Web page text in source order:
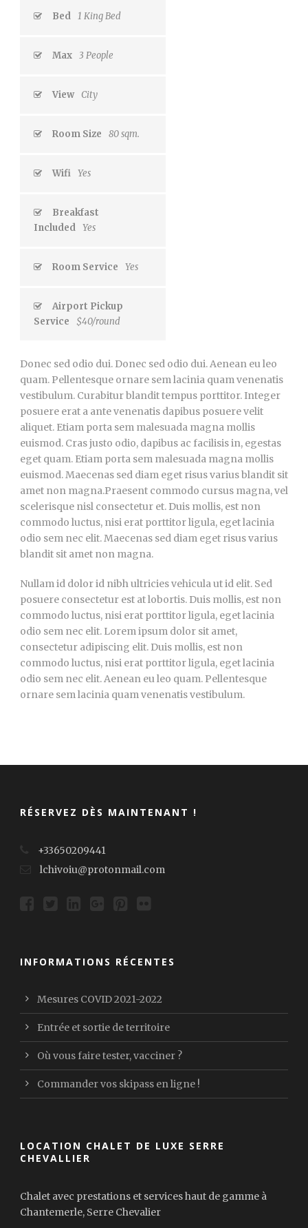
Bed 1 King Bed
Max 3 People
View City
Room Size 80 sqm.
Wifi Yes
Breakfast
Included Yes
Room Service Yes
Airport Pickup
Service
$40/round
Donec sed odio dui. Donec sed odio dui. Aenean eu leo
quam. Pellentesque ornare sem lacinia quam venenatis
vestibulum. Curabitur blandit tempus porttitor. Integer
posuere erat a ante venenatis dapibus posuere velit
aliquet. Etiam porta sem malesuada magna mollis
euismod. Cras justo odio, dapibus ac facilisis in, egestas
eget quam. Etiam porta sem malesuada magna mollis
euismod. Maecenas sed diam eget risus varius blandit sit
amet non magna.Praesent commodo cursus magna, vel
scelerisque nisl consectetur et. Duis mollis, est non
commodo luctus, nisi erat porttitor ligula, eget lacinia
odio sem nec elit. Maecenas sed diam eget risus varius
blandit sit amet non magna.
Nullam id dolor id nibh ultricies vehicula ut id elit. Sed
posuere consectetur est at lobortis. Duis mollis, est non
commodo luctus, nisi erat porttitor ligula, eget lacinia
odio sem nec elit. Lorem ipsum dolor sit amet,
consectetur adipiscing elit. Duis mollis, est non
commodo luctus, nisi erat porttitor ligula, eget lacinia
odio sem nec elit. Aenean eu leo quam. Pellentesque
ornare sem lacinia quam venenatis vestibulum.
RÉSERVEZ DÈS MAINTENANT !
+33650209441
lchivoiu@protonmail.com
INFORMATIONS RÉCENTES
Mesures COVID 2021-2022
Entrée et sortie de territoire
Où vous faire tester, vacciner ?
Commander vos skipass en ligne !
LOCATION CHALET DE LUXE SERRE
CHEVALLIER
Chalet avec prestations et services haut de gamme à
Chantemerle, Serre Chevalier